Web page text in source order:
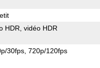
HDR vidéo HDR
30fps 720p/120fps